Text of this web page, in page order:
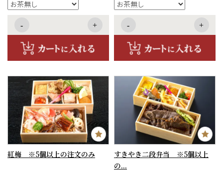
- + - +
紅梅 ※5個以上の注文のみ
すきやき二段弁当 ※5個以上
の...